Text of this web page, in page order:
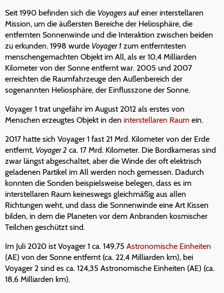
Seit 1990 befinden sich die Voyagers auf einer interstellaren
Mission, um die äußersten Bereiche der Heliosphäre, die
entfernten Sonnenwinde und die Interaktion zwischen beiden
zu erkunden. 1998 wurde Voyager 1 zum entferntesten
menschengemachten Objekt im All, als er 10,4 Milliarden
Kilometer von der Sonne entfernt war. 2005 und 2007
erreichten die Raumfahrzeuge den Außenbereich der
sogenannten Heliosphäre, der Einflusszone der Sonne.
Voyager 1 trat ungefähr im August 2012 als erstes von
Menschen erzeugtes Objekt in den interstellaren Raum ein.
2017 hatte sich Voyager 1 fast 21 Mrd. Kilometer von der Erde
entfernt, Voyager 2 ca. 17 Mrd. Kilometer. Die Bordkameras sind
zwar längst abgeschaltet, aber die Winde der oft elektrisch
geladenen Partikel im All werden noch gemessen. Dadurch
konnten die Sonden beispielsweise belegen, dass es im
interstellaren Raum keineswegs gleichmäßig aus allen
Richtungen weht, und dass die Sonnenwinde eine Art Kissen
bilden, in dem die Planeten vor dem Anbranden kosmischer
Teilchen geschützt sind.
Im Juli 2020 ist Voyager 1 ca. 149,75 Astronomische Einheiten
(AE) von der Sonne entfernt (ca. 22,4 Milliarden km), bei
Voyager 2 sind es ca. 124,35 Astronomische Einheiten (AE) (ca.
18,6 Milliarden km).